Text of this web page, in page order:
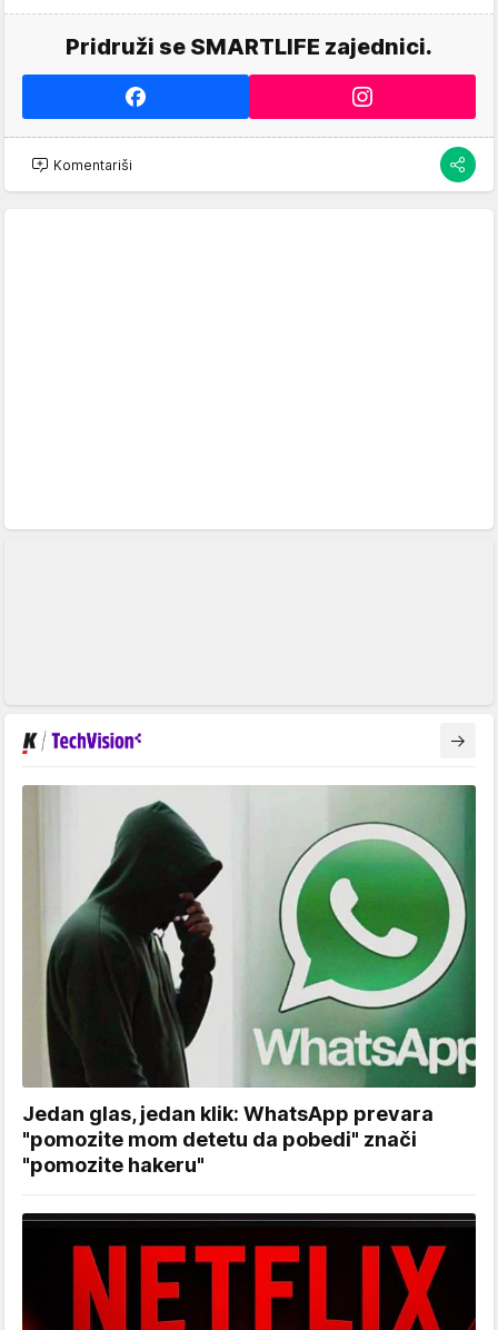
Pridruži se SMARTLIFE zajednici.
Komentariši
Jedan glas, jedan klik: WhatsApp prevara
"pomozite mom detetu da pobedi" znači
"pomozite hakeru"